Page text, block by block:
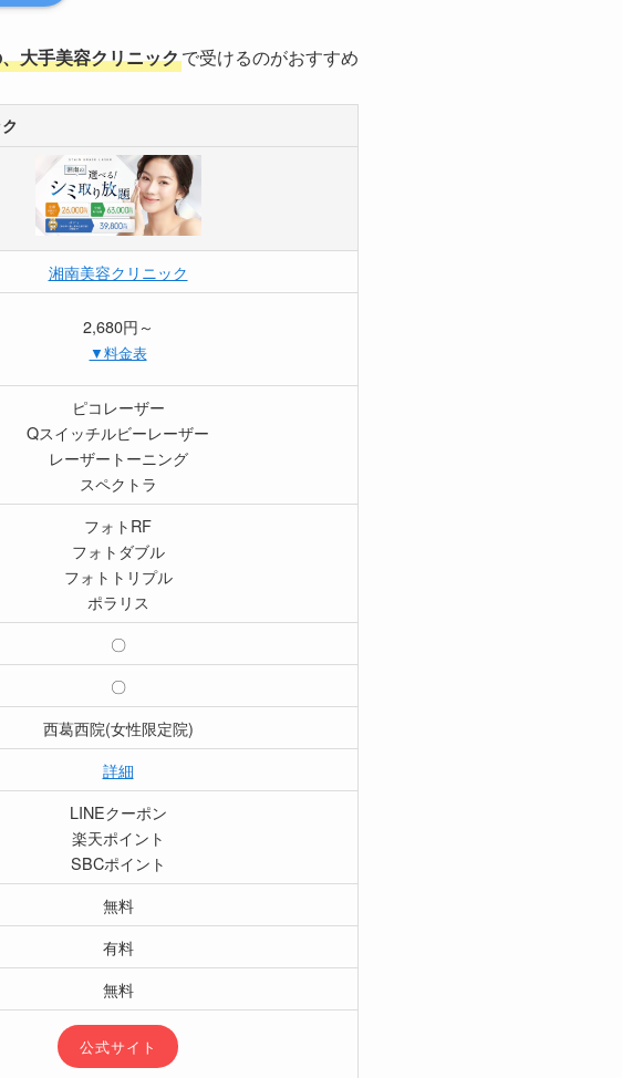
大手美容クリニックで受けるのがおすすめ
湘南美容クリニック
2,680円～
▼料金表
ピコレーザー
Qスイッチルビーレーザー
レーザートーニング
スペクトラ
フォトRF
フォトダブル
フォトトリプル
ポラリス
〇
〇
西葛西院(女性限定院)
詳細
LINEクーポン
楽天ポイント
SBCポイント
無料
有料
無料
公式サイト